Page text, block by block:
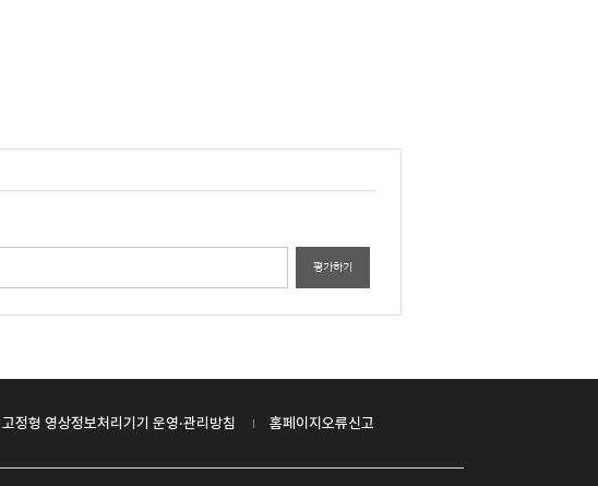
평가하기
고정형 영상정보처리기기 운영·관리방침
홈페이지오류신고